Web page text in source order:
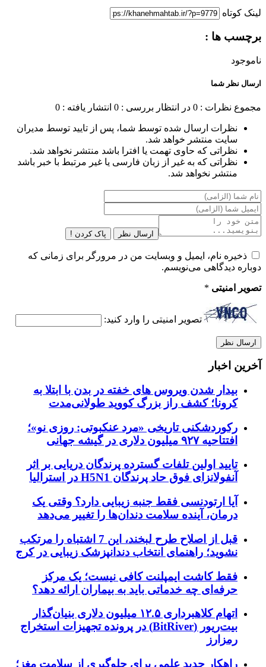
لینک کوتاه
برچسب ها :
ناموجود
ارسال نظر شما
مجموع نظرات : 0 در انتظار بررسی : 0 انتشار یافته : 0
نظرات ارسال شده توسط شما، پس از تایید توسط مدیران
سایت منتشر خواهد شد.
نظراتی که حاوی تهمت یا افترا باشد منتشر نخواهد شد.
نظراتی که به غیر از زبان فارسی یا غیر مرتبط با خبر باشد
منتشر نخواهد شد.
ارسال نظر پاک کردن !
ذخیره نام، ایمیل و وبسایت من در مرورگر برای زمانی که
دوباره دیدگاهی می‌نویسم.
تصویر امنیتی *
تصویر امنیتی را وارد کنید:
آخرین اخبار
بیدار شدن ویروس‌ های خفته در بدن با ابتلا به
کرونا؛ کشف راز بزرگ کووید طولانی‌مدت
رکوردشکنی تاریخی «مرد عنکبوتی: روزی نو»؛
افتتاحیه ۹۲۷ میلیون دلاری در گیشه جهانی
تایید اولین تلفات گسترده پرندگان دریایی بر اثر
آنفولانزای فوق حاد پرندگان H5N1 در استرالیا
آیا ارتودنسی فقط جنبه زیبایی دارد؟ وقتی یک
درمان، آینده سلامت دندان‌ها را تغییر می‌دهد
قبل از اصلاح طرح لبخند، این 7 اشتباه را مرتکب
نشوید؛ راهنمای انتخاب دندانپزشک زیبایی در کرج
فقط کاشت ایمپلنت کافی نیست؛ یک مرکز
حرفه‌ای چه خدماتی باید به بیماران ارائه دهد؟
اتهام کلاهبرداری ۱۲.۵ میلیون دلاری بنیان‌گذار
بیت‌ریور (BitRiver) در پرونده تجهیزات استخراج
رمزارز
راهکار جدید علمی برای جلوگیری از سلامت مغز؛